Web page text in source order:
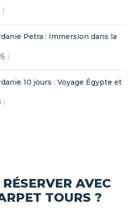
Petra : Immersion dans la
10 jours : Voyage Égypte et
AVEC
TOURS ?